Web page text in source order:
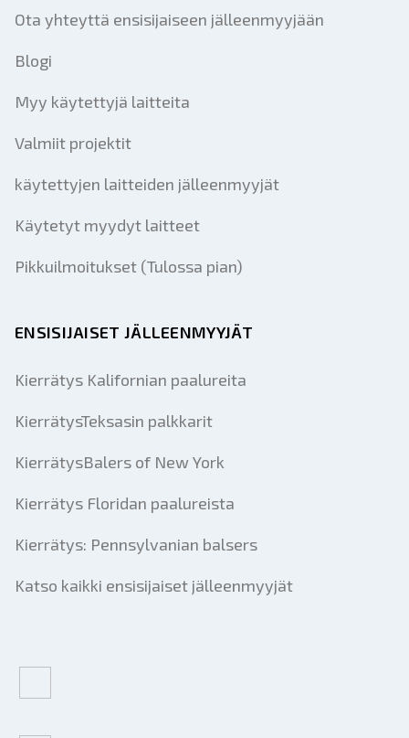
Ota yhteyttä ensisijaiseen jälleenmyyjään
Blogi
Myy käytettyjä laitteita
Valmiit projektit
käytettyjen laitteiden jälleenmyyjät
Käytetyt myydyt laitteet
Pikkuilmoitukset (Tulossa pian)
ENSISIJAISET JÄLLEENMYYJÄT
Kierrätys Kalifornian paalureita
KierrätysTeksasin palkkarit
KierrätysBalers of New York
Kierrätys Floridan paalureista
Kierrätys: Pennsylvanian balsers
Katso kaikki ensisijaiset jälleenmyyjät